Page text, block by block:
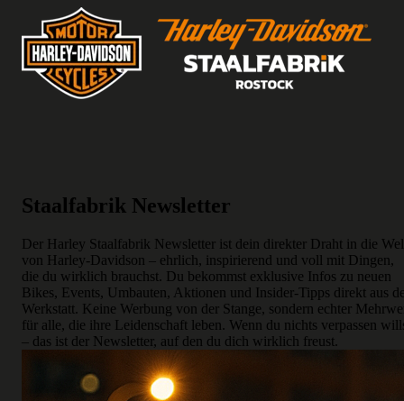
Staalfabrik Newsletter
Der Harley Staalfabrik Newsletter ist dein direkter Draht in die
von Harley-Davidson – ehrlich, inspirierend und voll mit Dingen,
die du wirklich brauchst. Du bekommst exklusive Infos zu neuen
Bikes, Events, Umbauten, Aktionen und Insider-Tipps direkt aus
Werkstatt. Keine Werbung von der Stange, sondern echter
für alle, die ihre Leidenschaft leben. Wenn du nichts verpassen
– das ist der Newsletter, auf den du dich wirklich freust.